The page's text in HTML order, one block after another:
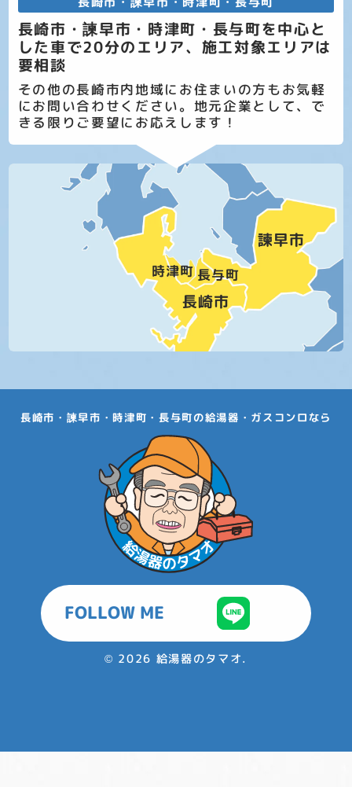
長崎市・諫早市・時津町・長与町を中心と
した車で20分のエリア、施工対象エリアは
要相談
その他の長崎市内地域にお住まいの方もお気軽
にお問い合わせください。地元企業として、で
きる限りご要望にお応えします！
長崎市・諫早市・時津町・長与町の給湯器・ガスコンロなら
FOLLOW ME
© 2026 給湯器のタマオ.